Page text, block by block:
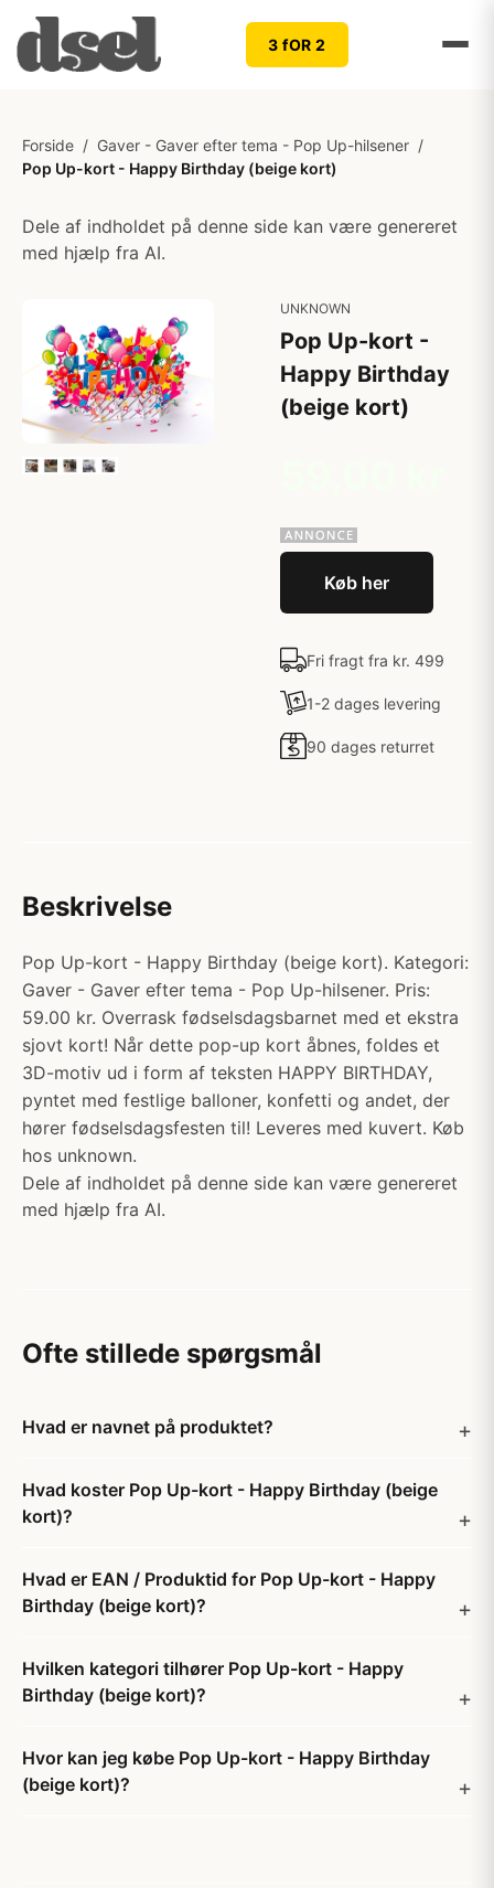
3 fOR 2
Forside / Gaver - Gaver efter tema - Pop Up-hilsener /
Pop Up-kort - Happy Birthday (beige kort)
Dele af indholdet på denne side kan være genereret
med hjælp fra AI.
UNKNOWN
Pop Up-kort -
Happy Birthday
(beige kort)
Køb her
Fri fragt fra kr. 499
1-2 dages levering
90 dages returret
Beskrivelse
Pop Up-kort - Happy Birthday (beige kort). Kategori:
Gaver - Gaver efter tema - Pop Up-hilsener. Pris:
59.00 kr. Overrask fødselsdagsbarnet med et ekstra
sjovt kort! Når dette pop-up kort åbnes, foldes et
3D-motiv ud i form af teksten HAPPY BIRTHDAY,
pyntet med festlige balloner, konfetti og andet, der
hører fødselsdagsfesten til! Leveres med kuvert. Køb
hos unknown.
Dele af indholdet på denne side kan være genereret
med hjælp fra AI.
Ofte stillede spørgsmål
Hvad er navnet på produktet?
Hvad koster Pop Up-kort - Happy Birthday (beige
kort)?
Hvad er EAN / Produktid for Pop Up-kort - Happy
Birthday (beige kort)?
Hvilken kategori tilhører Pop Up-kort - Happy
Birthday (beige kort)?
Hvor kan jeg købe Pop Up-kort - Happy Birthday
(beige kort)?